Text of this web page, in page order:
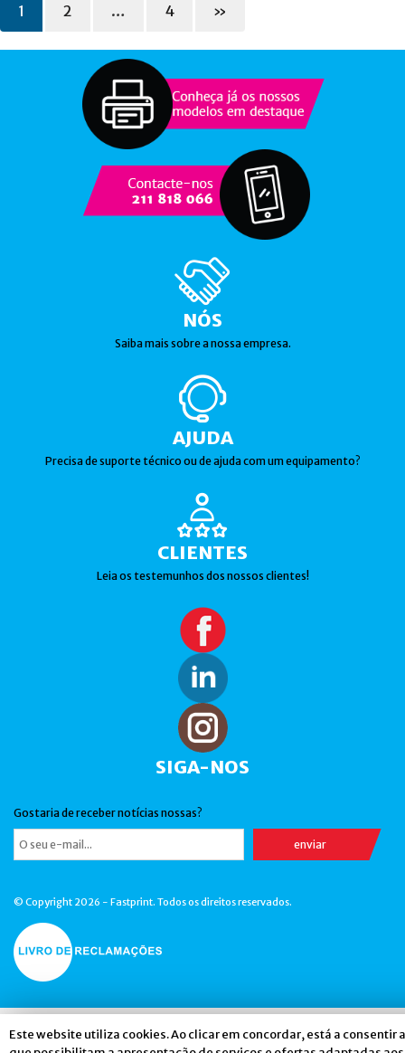
1 2 … 4 »
NÓS
Saiba mais sobre a nossa empresa.
AJUDA
Precisa de suporte técnico ou de ajuda com um equipamento?
CLIENTES
Leia os testemunhos dos nossos clientes!
SIGA-NOS
Gostaria de receber notícias nossas?
© Copyright 2026 - Fastprint. Todos os direitos reservados.
Este website utiliza cookies. Ao clicar em concordar, está a consentir